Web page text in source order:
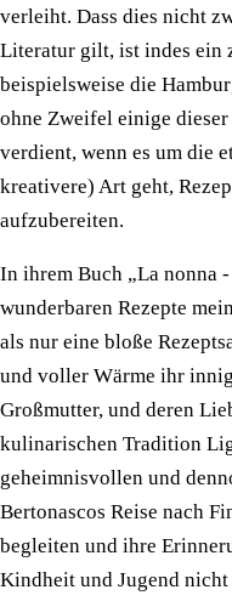
verleiht. Dass dies nicht
Literatur gilt, ist indes ein
beispielsweise die
ohne Zweifel einige
verdient, wenn es um die
kreativere) Art geht,
aufzubereiten.
In ihrem Buch „La nonna
wunderbaren Rezepte
als nur eine bloße
und voller Wärme ihr
Großmutter, und deren
kulinarischen Tradition
geheimnisvollen und
Bertonascos Reise nach
begleiten und ihre
Kindheit und Jugend